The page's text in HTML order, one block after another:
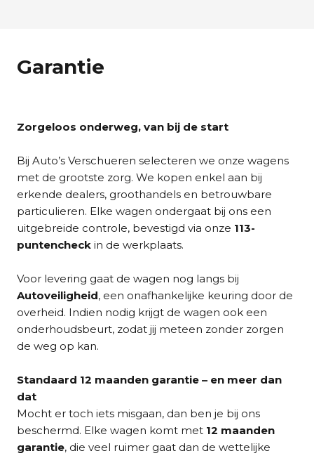
Garantie
Zorgeloos onderweg, van bij de start
Bij Auto’s Verschueren selecteren we onze wagens
met de grootste zorg. We kopen enkel aan bij
erkende dealers, groothandels en betrouwbare
particulieren. Elke wagen ondergaat bij ons een
uitgebreide controle, bevestigd via onze 113-
puntencheck in de werkplaats.
Voor levering gaat de wagen nog langs bij
Autoveiligheid, een onafhankelijke keuring door de
overheid. Indien nodig krijgt de wagen ook een
onderhoudsbeurt, zodat jij meteen zonder zorgen
de weg op kan.
Standaard 12 maanden garantie – en meer dan
dat
Mocht er toch iets misgaan, dan ben je bij ons
beschermd. Elke wagen komt met 12 maanden
garantie, die veel ruimer gaat dan de wettelijke